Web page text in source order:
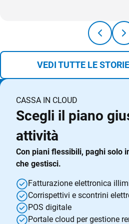
VEDI TUTTE LE
CASSA IN CLOUD
Scegli il piano
attività
Con piani flessibili, paghi solo
che gestisci.
Fatturazione elettronica
Corrispettivi e scontrini
POS digitale
Portale cloud per gestione